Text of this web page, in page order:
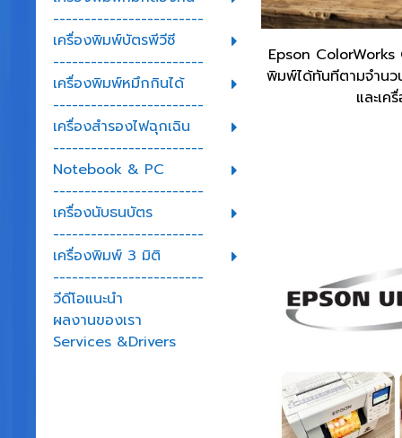
------------------------
เครื่องพิมพ์บัตรพีวีซี
------------------------
เครื่องพิมพ์หมึกกินได้
------------------------
เครื่องสำรองไฟฉุกเฉิน
------------------------
Notebook & PC
------------------------
เครื่องนับธนบัตร
------------------------
เครื่องพิมพ์ 3 มิติ
------------------------
วีดีโอแนะนำ
ผลงานของเรา
Services &Drivers
Epson
พิมพ์ได้ทันทีตามจำน
และเ